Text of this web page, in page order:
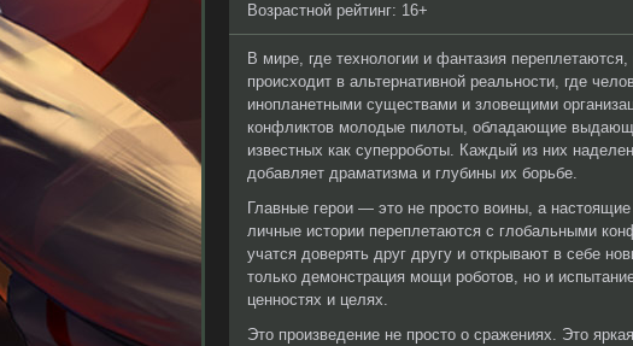
Возрастной рейтинг: 16+
В мире, где технологии и фантазия
происходит в альтернативной реальности, где
инопланетными существами и зловещими
конфликтов молодые пилоты, обладающие
известных как суперроботы. Каждый из них
добавляет драматизма и глубины их борьбе.
Главные герои — это не просто воины, а
личные истории переплетаются с глобальными
учатся доверять друг другу и открывают в себе
только демонстрация мощи роботов, но и
ценностях и целях.
Это произведение не просто о сражениях. Это